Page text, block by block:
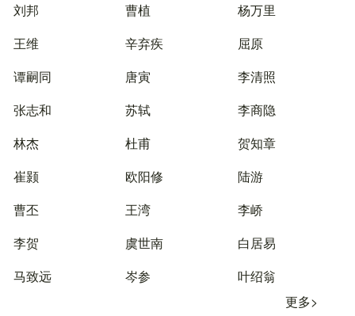
刘邦
曹植
杨万里
王维
辛弃疾
屈原
谭嗣同
唐寅
李清照
张志和
苏轼
李商隐
林杰
杜甫
贺知章
崔颢
欧阳修
陆游
曹丕
王湾
李峤
李贺
虞世南
白居易
马致远
岑参
叶绍翁
更多>